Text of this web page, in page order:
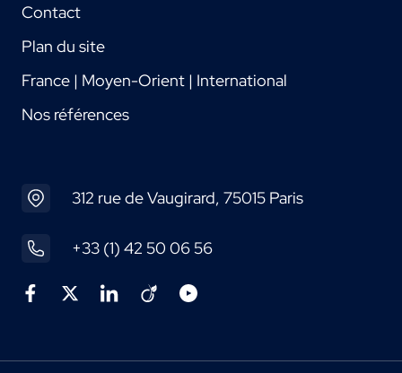
Contact
Plan du site
France | Moyen-Orient | International
Nos références
312 rue de Vaugirard, 75015 Paris
+33 (1) 42 50 06 56